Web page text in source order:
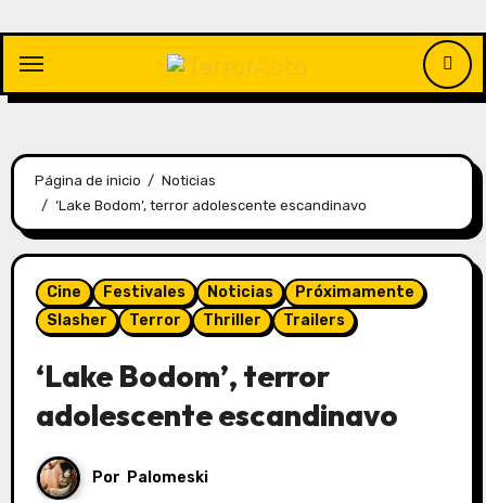
contenido
Página de inicio
Noticias
‘Lake Bodom’, terror adolescente escandinavo
Cine Festivales Noticias
Próximamente
Slasher
Terror Thriller Trailers
‘Lake Bodom’, terror
adolescente escandinavo
Por Palomeski